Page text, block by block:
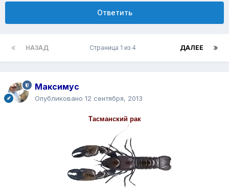
Ответить
НАЗАД ДАЛЕЕ
Страница 1 из 4
Максимус
Опубликовано 12 сентября, 2013
Тасманский рак